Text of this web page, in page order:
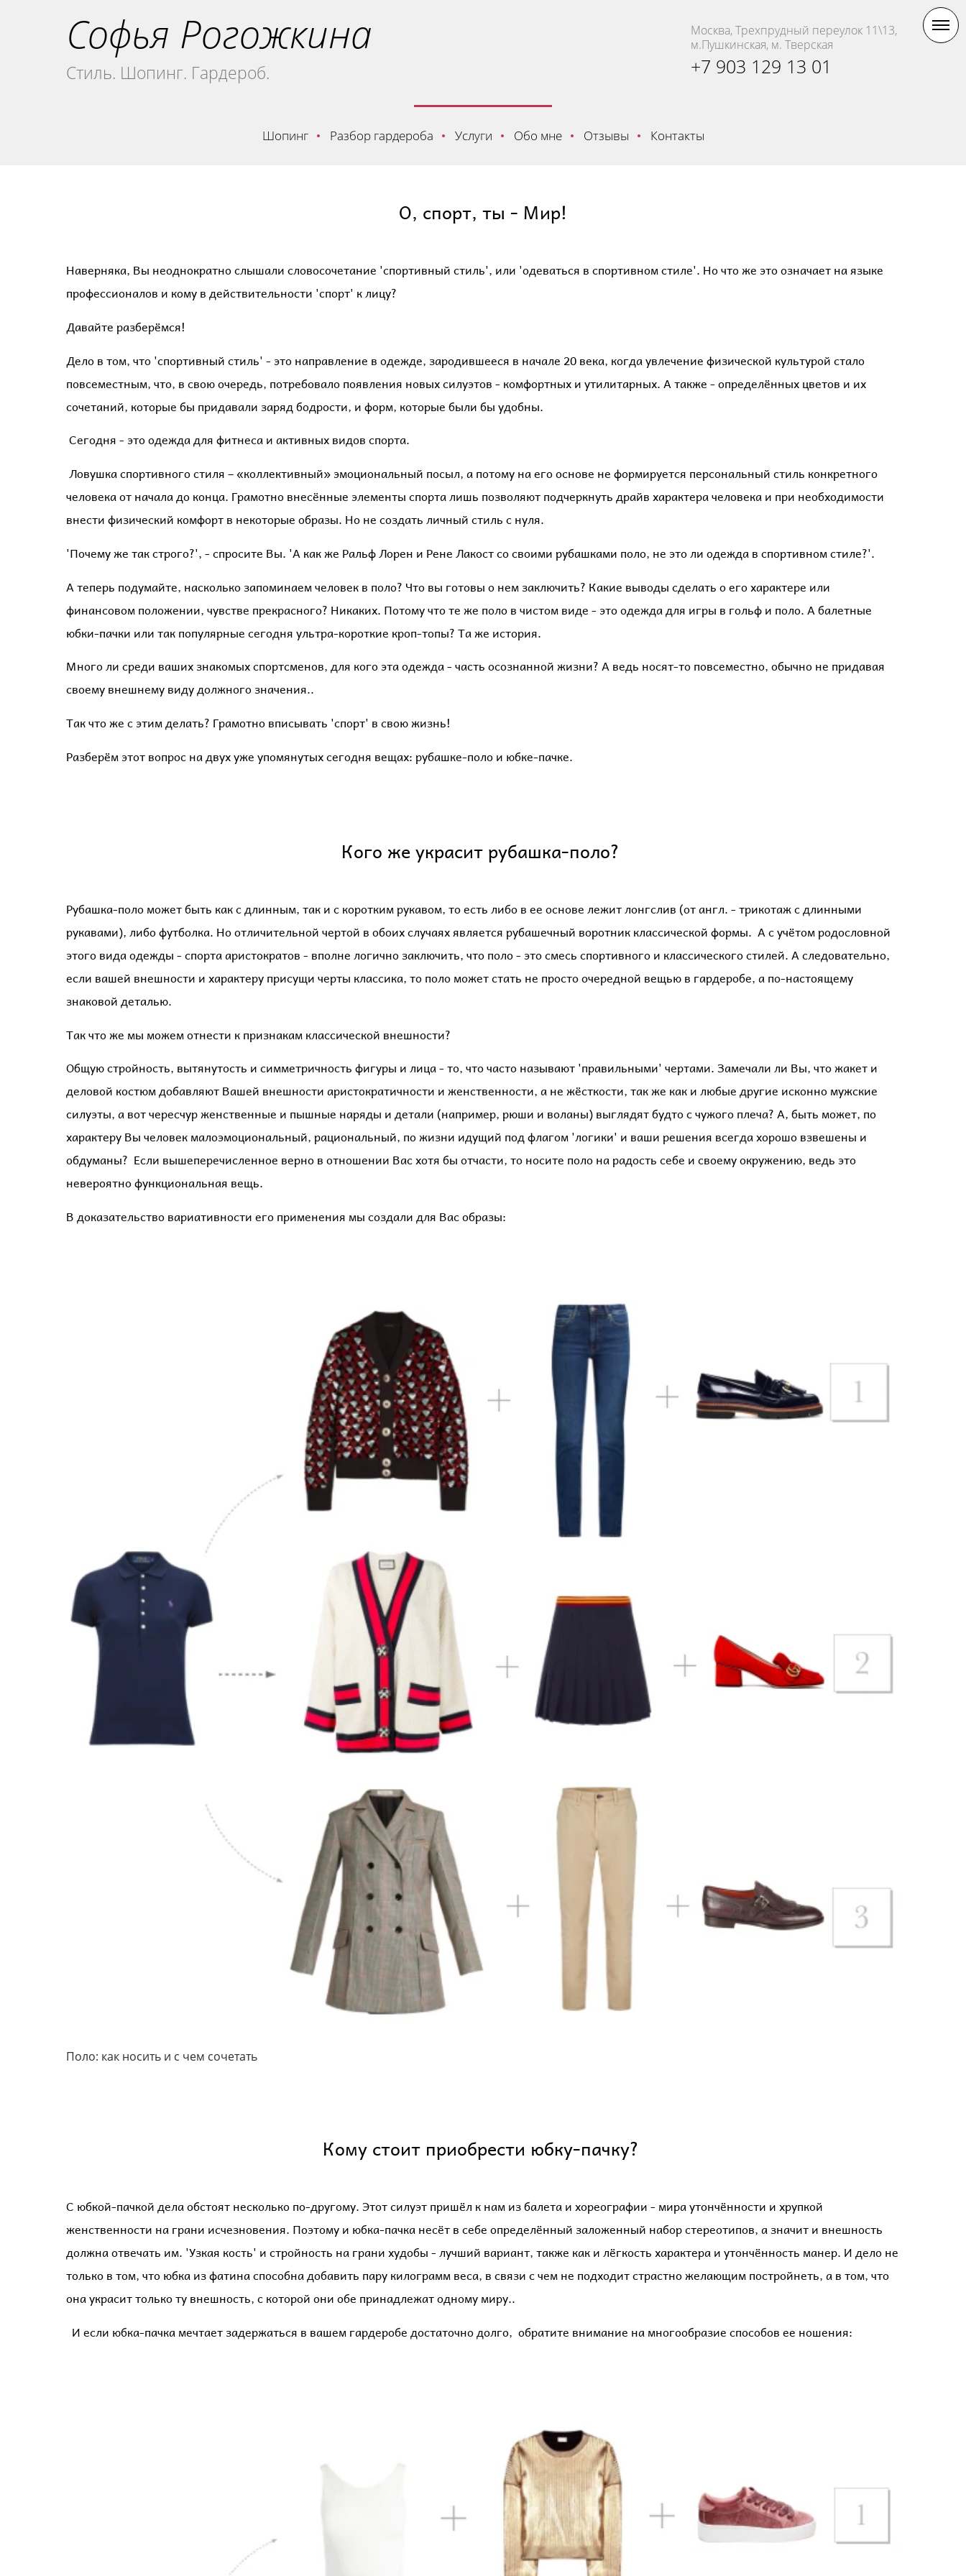
Софья Рогожкина
Стиль. Шопинг. Гардероб.
Москва, Трехпрудный переулок 11\13,
м.Пушкинская, м. Тверская
+7 903 129 13 01
Шопинг Разбор гардероба Услуги Обо мне Отзывы Контакты
О, спорт, ты - Мир!
Наверняка, Вы неоднократно слышали словосочетание 'спортивный стиль', или 'одеваться в спортивном стиле'. Но что же это означает на языке
профессионалов и кому в действительности 'спорт' к лицу?
Давайте разберёмся!
Дело в том, что 'спортивный стиль' - это направление в одежде, зародившееся в начале 20 века, когда увлечение физической культурой стало
повсеместным, что, в свою очередь, потребовало появления новых силуэтов - комфортных и утилитарных. А также - определённых цветов и их
сочетаний, которые бы придавали заряд бодрости, и форм, которые были бы удобны.
Сегодня - это одежда для фитнеса и активных видов спорта.
Ловушка спортивного стиля – «коллективный» эмоциональный посыл, а потому на его основе не формируется персональный стиль конкретного
человека от начала до конца. Грамотно внесённые элементы спорта лишь позволяют подчеркнуть драйв характера человека и при необходимости
внести физический комфорт в некоторые образы. Но не создать личный стиль с нуля.
'Почему же так строго?', - спросите Вы. 'А как же Ральф Лорен и Рене Лакост со своими рубашками поло, не это ли одежда в спортивном стиле?'.
А теперь подумайте, насколько запоминаем человек в поло? Что вы готовы о нем заключить? Какие выводы сделать о его характере или
финансовом положении, чувстве прекрасного? Никаких. Потому что те же поло в чистом виде - это одежда для игры в гольф и поло. А балетные
юбки-пачки или так популярные сегодня ультра-короткие кроп-топы? Та же история.
Много ли среди ваших знакомых спортсменов, для кого эта одежда - часть осознанной жизни? А ведь носят-то повсеместно, обычно не придавая
своему внешнему виду должного значения..
Так что же с этим делать? Грамотно вписывать 'спорт' в свою жизнь!
Разберём этот вопрос на двух уже упомянутых сегодня вещах: рубашке-поло и юбке-пачке.
Кого же украсит рубашка-поло? ​
Рубашка-поло может быть как с длинным, так и с коротким рукавом, то есть либо в ее основе лежит лонгслив (от англ. - трикотаж с длинными
рукавами), либо футболка. Но отличительной чертой в обоих случаях является рубашечный воротник классической формы. А с учётом родословной
этого вида одежды - спорта аристократов - вполне логично заключить, что поло - это смесь спортивного и классического стилей. А следовательно,
если вашей внешности и характеру присущи черты классика, то поло может стать не просто очередной вещью в гардеробе, а по-настоящему
знаковой деталью.
Так что же мы можем отнести к признакам классической внешности?
Общую стройность, вытянутость и симметричность фигуры и лица - то, что часто называют 'правильными' чертами. Замечали ли Вы, что жакет и
деловой костюм добавляют Вашей внешности аристократичности и женственности, а не жёсткости, так же как и любые другие исконно мужские
силуэты, а вот чересчур женственные и пышные наряды и детали (например, рюши и воланы) выглядят будто с чужого плеча? А, быть может, по
характеру Вы человек малоэмоциональный, рациональный, по жизни идущий под флагом 'логики' и ваши решения всегда хорошо взвешены и
обдуманы? Если вышеперечисленное верно в отношении Вас хотя бы отчасти, то носите поло на радость себе и своему окружению, ведь это
невероятно функциональная вещь.
В доказательство вариативности его применения мы создали для Вас образы:
Поло: как носить и с чем сочетать
Кому стоит приобрести юбку-пачку? ​
С юбкой-пачкой дела обстоят несколько по-другому. Этот силуэт пришёл к нам из балета и хореографии - мира утончённости и хрупкой
женственности на грани исчезновения. Поэтому и юбка-пачка несёт в себе определённый заложенный набор стереотипов, а значит и внешность
должна отвечать им. 'Узкая кость' и стройность на грани худобы - лучший вариант, также как и лёгкость характера и утончённость манер. И дело не
только в том, что юбка из фатина способна добавить пару килограмм веса, в связи с чем не подходит страстно желающим постройнеть, а в том, что
она украсит только ту внешность, с которой они обе принадлежат одному миру..
И если юбка-пачка мечтает задержаться в вашем гардеробе достаточно долго, обратите внимание на многообразие способов ее ношения: